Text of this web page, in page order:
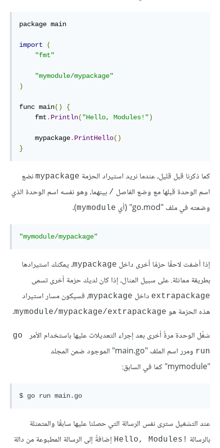
package main
import
(
"fmt"
"mymodule/mypackage"
)
func main()
{
    fmt
. Println( "Hello, Modules!")
    mypackage
. PrintHello()
}
كما ذكرنا قبل قليل، عندما نريد استيراد الحزمة mypackage نضع
اسم الوحدة قبلها مع وضع الفاصل / بينهما، وهو نفسه اسم الوحدة الذي
وضعته في ملف "go.mod" (أي
mymodule
).
"mymodule/mypackage"
إذا أضفت لاحقًا حزمًا أخرى داخل mypackage، يمكنك استيرادها
بطريقة مماثلة. على سبيل المثال، إذا كان لديك حزمة أخرى تسمى
extrapackage داخل mypackage، فسيكون مسار استيراد
هذه الحزمة هو mymodule/mypackage/extrapackage
.
شغّل الوحدة مرةً أخرى بعد إجراء التعديلات عليها باستخدام الأمر
go
run
ومرر اسم الملف "main.go" الموجود ضمن المجلد
"mymodule" كما في السابق:
عند التشغيل سترى نفس الرسالة التي حصلنا عليها سابقًا والمتمثلة
بالرسالة !Hello, Modules إضافةً إلى الرسالة المطبوعة من دالة